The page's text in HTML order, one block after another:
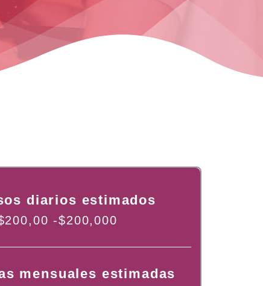
diarios estimados
-$200,000
mensuales estimadas